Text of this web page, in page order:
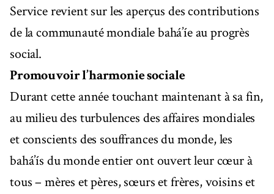
Service revient sur les aperçus des contributions
de la communauté mondiale bahá’íe au progrès
social.
Promouvoir l’harmonie sociale
Durant cette année touchant maintenant à sa fin,
au milieu des turbulences des affaires mondiales
et conscients des souffrances du monde, les
bahá’ís du monde entier ont ouvert leur cœur à
tous – mères et pères, sœurs et frères, voisins et